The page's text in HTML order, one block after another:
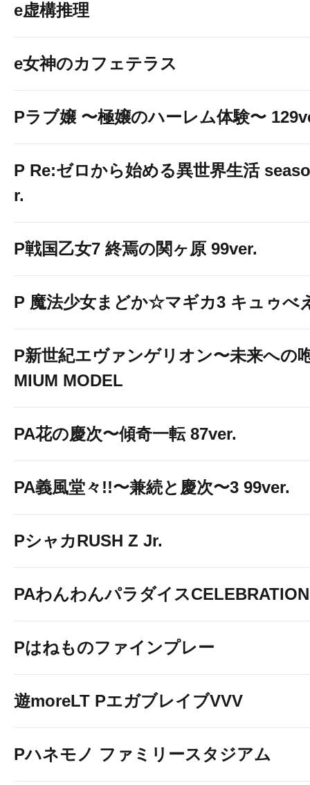
e虚構推理
e女神のカフェテラス
Pラブ嬢 〜極嬢のハーレム体験〜
P Re:ゼロから始める異世界生活
r.
P戦国乙女7 終焉の関ヶ原 99ver.
P 魔法少女まどか☆マギカ3 キュゥべ
P新世紀エヴァンゲリオン〜未来への
MIUM MODEL
PA花の慶次〜傾奇一転 87ver.
PA義風堂々!!〜兼続と慶次〜3 99ver.
PシャカRUSH Z Jr.
PAわんわんパラダイスCELEBRATION
Pはねものファインプレー
遊moreLT PエガブレイブVVV
Pハネモノ ファミリースタジアム